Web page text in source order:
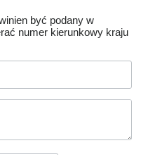
być podany w
numer kierunkowy kraju